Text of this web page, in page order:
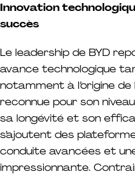
Innovation
succès
Le leadership de BYD
avance technologique
notamment à l’origine de
reconnue pour son
sa longévité et son
s’ajoutent des
conduite avancées et
impressionnante.